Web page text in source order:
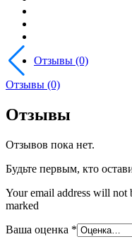
Отзывы (0)
Отзывы (0)
Отзывы
Отзывов пока нет.
Будьте первым, кто
Your email address will not
marked
Ваша оценка *